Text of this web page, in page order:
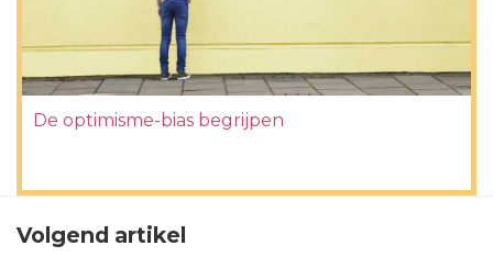
De optimisme-bias begrijpen
Volgend artikel